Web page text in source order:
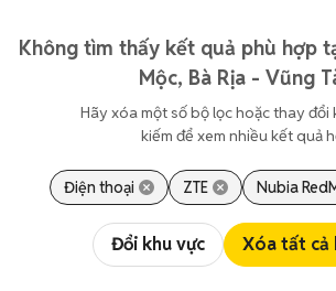
Không tìm thấy kết quả phù hợp
Mộc, Bà Rịa - Vũng
Hãy xóa một số bộ lọc hoặc thay đổi
kiếm để xem nhiều kết quả
Điện thoại ZTE Nubia
Đổi khu vực Xóa tất cả